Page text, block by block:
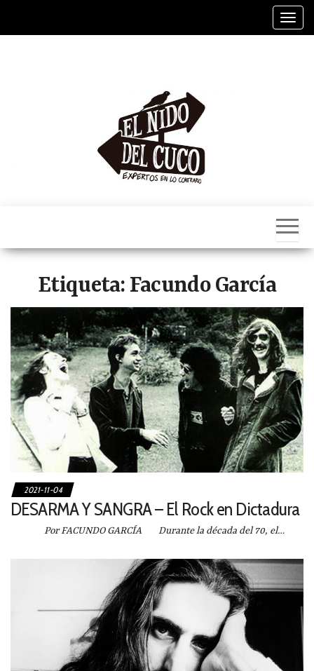
Nido
Del
Cuco
Etiqueta: Facundo García
2021-11-04
DESARMA Y SANGRA – El Rock en Dictadura
Por FACUNDO GARCÍA Durante la década del 70, el…